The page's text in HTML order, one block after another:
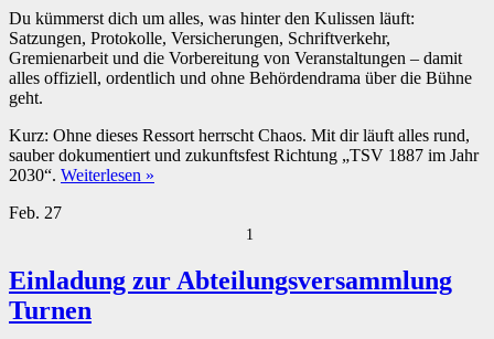
Du kümmerst dich um alles, was hinter den Kulissen läuft:
Satzungen, Protokolle, Versicherungen, Schriftverkehr,
Gremienarbeit und die Vorbereitung von Veranstaltungen – damit
alles offiziell, ordentlich und ohne Behördendrama über die Bühne
geht.
Kurz: Ohne dieses Ressort herrscht Chaos. Mit dir läuft alles rund,
sauber dokumentiert und zukunftsfest Richtung „TSV 1887 im Jahr
2030“. Weiterlesen »
Feb. 27
1
Einladung zur Abteilungsversammlung
Turnen